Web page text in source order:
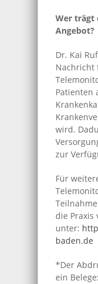
Wer trägt
Angebot?
Dr. Kai
Nachricht
Patienten
wird.
zur
Für
die Praxis
unter:
baden.de
*Der
ein